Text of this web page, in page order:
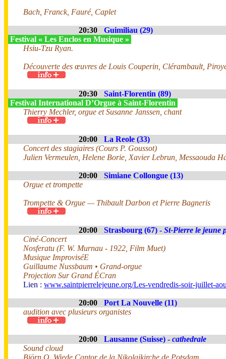
Bach, Franck, Fauré, Caplet
20:30
Guimiliau (29)
Festival « Les Enclos en Musique »
Hsiu-Tzu Ryan.
Découverte des œuvres de Louis Couperin, Clérambault,
20:30
Saint-Florentin (89)
Festival International D’Orgue à Saint-Florentin
Thierry Mechler, orgue et Susanne Janssen, chant
20:00
La Reole (33)
Concert des stagiaires (Cours P. Goussot)
Julien Vermeulen, Helene Borie, Xavier Lebrun, Messaouda
20:00
Simiane Collongue (13)
Orgue et trompette
Trompette & Orgue — Thibault Darbon et Pierre Bagneris
20:00 Strasbourg (67) - St-Pierre le jeune
Ciné-Concert
Nosferatu (F. W. Murnau - 1922, Film Muet)
Musique ImproviséE
Guillaume Nussbaum • Grand-orgue
Projection Sur Grand ÉCran
Lien : www.saintpierrelejeune.org/Les-vendredis-soir-juillet-
20:00
Port La Nouvelle (11)
audition avec plusieurs organistes
20:00 Lausanne (Suisse) - cathedrale
Sound cloud
Björn O. Wiede Cantor de la Nikolaikirche de Potsdam